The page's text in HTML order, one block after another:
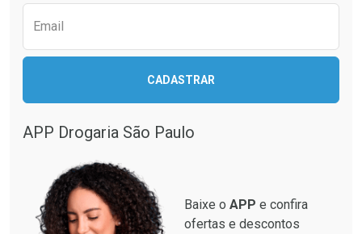
Comprar sem Desconto
Por R$ 664,02/cada
Comprar sem Desconto
Ativar Desconto
Comprar sem Desconto
Email
CADASTRAR
APP Drogaria São Paulo
Baixe o APP e confira
ofertas e descontos